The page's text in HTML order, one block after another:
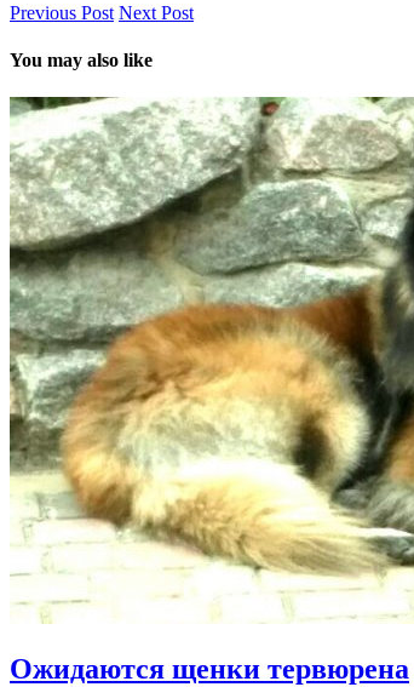
Previous Post Next Post
You may also like
Ожидаются щенки тервюрена